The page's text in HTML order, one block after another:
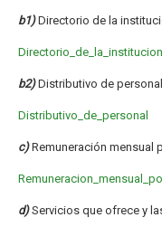
b1)Directorio de la
Directorio_de_la_institucion
b2)Distributivo de personal
Distributivo_de_personal
c)Remuneración mensual
d)Servicios que ofrece y